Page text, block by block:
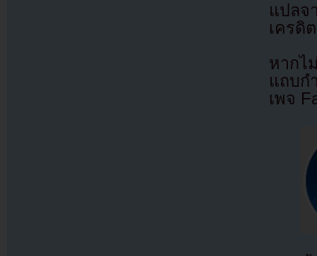
แปล
เครดิ
หากไ
แถบก
เพจ